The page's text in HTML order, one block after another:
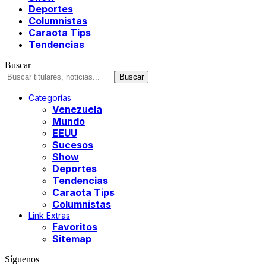
Deportes
Columnistas
Caraota Tips
Tendencias
Buscar
Categorías
Venezuela
Mundo
EEUU
Sucesos
Show
Deportes
Tendencias
Caraota Tips
Columnistas
Link Extras
Favoritos
Sitemap
Síguenos